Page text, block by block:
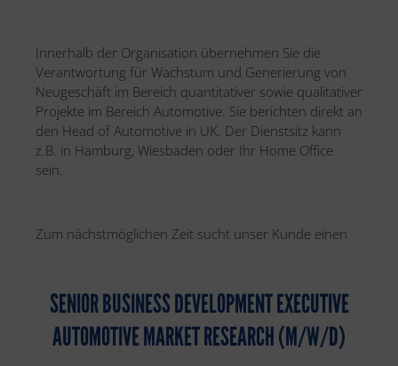
Innerhalb der Organisation übernehmen Sie die
Verantwortung für Wachstum und Generierung von
Neugeschäft im Bereich quantitativer sowie qualitativer
Projekte im Bereich Automotive. Sie berichten direkt an
den Head of Automotive in UK. Der Dienstsitz kann
z.B. in Hamburg, Wiesbaden oder Ihr Home Office
sein.
Zum nächstmöglichen Zeit sucht unser Kunde einen
SENIOR BUSINESS DEVELOPMENT EXECUTIVE
AUTOMOTIVE MARKET RESEARCH (M/W/D)